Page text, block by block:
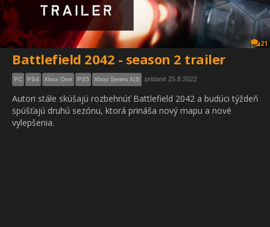
21
Battlefield 2042 - season 2 trailer
PC PS4 Xbox One PS5 Xbox Series X|S pridané 25.8.2022
Autori stále skúšajú rozbehnúť Battlefield 2042 a budúci týždeň
spúšťajú druhú sezónu, ktorá prináša nový mapu a nové
vylepšenia.